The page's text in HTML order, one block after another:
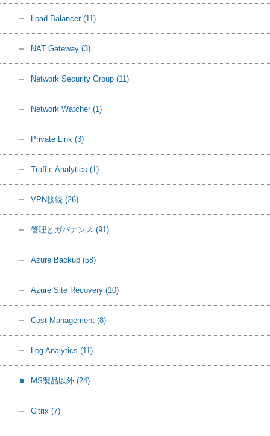
Load Balancer (11)
NAT Gateway (3)
Network Security Group (11)
Network Watcher (1)
Private Link (3)
Traffic Analytics (1)
VPN接続 (26)
管理とガバナンス (91)
Azure Backup (58)
Azure Site Recovery (10)
Cost Management (8)
Log Analytics (11)
MS製品以外 (24)
Citrix (7)